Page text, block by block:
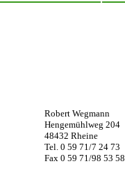
Robert Wegmann
Hengemühlweg 204
48432 Rheine
Tel. 0 59 71/7 24 73
Fax 0 59 71/98 53 58